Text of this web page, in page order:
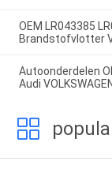
OEM LR043385
Brandstofvlotter
Autoonderdelen
Audi VOLKSWAGEN